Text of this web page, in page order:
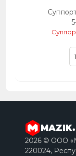
2026 © ООО
220024,